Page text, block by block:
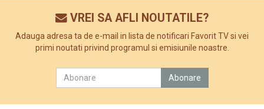
VREI SA AFLI NOUTATILE?
Adauga adresa ta de e-mail in lista de notificari Favorit TV si vei
primi noutati privind programul si emisiunile noastre.